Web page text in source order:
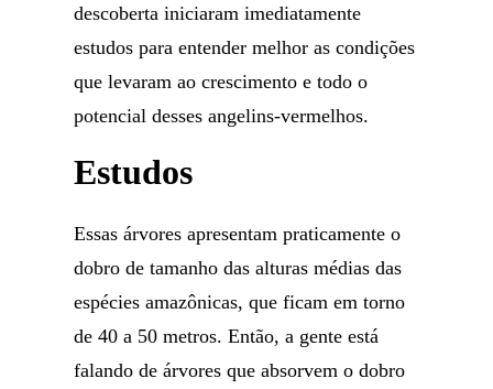
descoberta iniciaram imediatamente
estudos para entender melhor as condições
que levaram ao crescimento e todo o
potencial desses angelins-vermelhos.
Estudos
Essas árvores apresentam praticamente o
dobro de tamanho das alturas médias das
espécies amazônicas, que ficam em torno
de 40 a 50 metros. Então, a gente está
falando de árvores que absorvem o dobro